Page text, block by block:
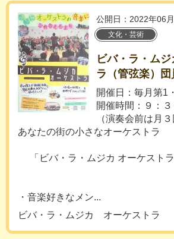
公開日：2022年06
文化・芸術
ビバ・ラ・ム
ラ（管弦楽）団
開催日：毎月第1
開催時間：９：
（演奏会前は月
あなたの街の小さなオーケストラ
「ビバ・ラ・ムジカ オーケストラ
・音楽好きなメン...
ビバ・ラ・ムジカ オーケストラ